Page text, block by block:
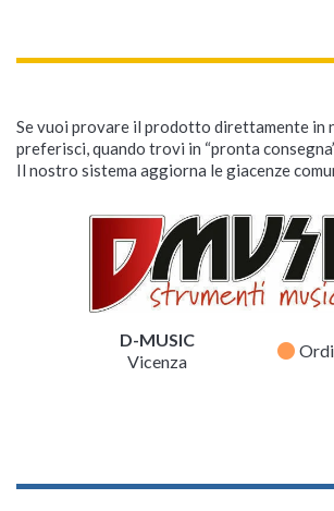
'60s Stratocaster RW
Chitarra Elettrica Ponte
Disponibilità immediata
Spedizione gratuita
1.145,00 €
Surfer
T-Shirt


Se vuoi provare il prodotto direttamente in
preferisci, quando trovi in “pronta
Il nostro sistema aggiorna le giacenze
D-MUSIC
Vicenza
fiber_manual_record